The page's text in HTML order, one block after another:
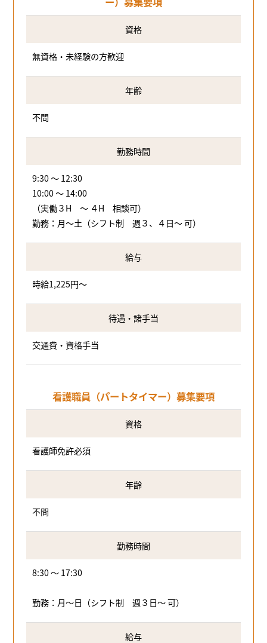
資格
無資格・未経験の方歓迎
年齢
不問
勤務時間
9:30 ～ 12:30
10:00 ～ 14:00
（実働３H ～ ４H 相談可）
勤務：月～土（シフト制 週３、４日～ 可）
給与
時給1,225円～
待遇・諸手当
交通費・資格手当
看護職員（パートタイマー）募集要項
資格
看護師免許必須
年齢
不問
勤務時間
8:30 ～ 17:30
勤務：月～日（シフト制 週３日～ 可）
給与